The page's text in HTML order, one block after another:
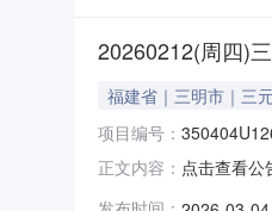
20260212(周四)
福建省｜三明市｜三
项目编号：
正文内容： 点击查看